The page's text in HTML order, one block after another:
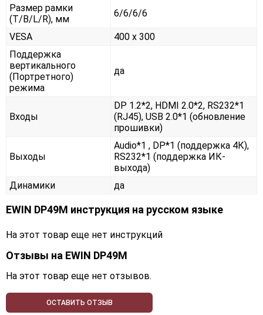
Размер рамки
(T/B/L/R), мм
6/6/6/6
VESA
400 x 300
Поддержка
вертикального
(Портретного)
режима
да
Входы
DP 1.2*2, HDMI 2.0*2, RS232*1
(RJ45), USB 2.0*1 (обновление
прошивки)
Выходы
Audio*1 , DP*1 (поддержка 4К),
RS232*1 (поддержка ИК-
выхода)
Динамики
да
EWIN DP49M инструкция на русском языке
На этот товар еще нет инструкций
Отзывы на EWIN DP49M
На этот товар еще нет отзывов.
ОСТАВИТЬ ОТЗЫВ